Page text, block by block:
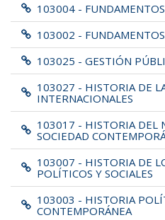
103004 -
103002 -
103025 - GESTIÓN
103027 - HISTORIA DE
INTERNACIONALES
103017 - HISTORIA DEL
SOCIEDAD
103007 - HISTORIA DE
POLÍTICOS Y SOCIALES
103003 - HISTORIA
CONTEMPORÁNEA